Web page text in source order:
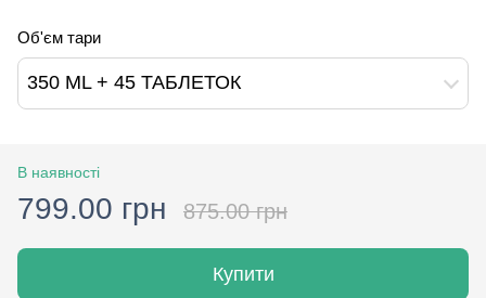
Об'єм тари
350 ML + 45 ТАБЛЕТОК
В наявності
799.00 грн 875.00 грн
Купити